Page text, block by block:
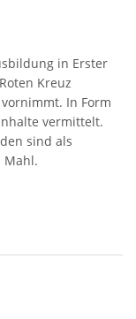
in Erster
Kreuz
In Form
vermittelt.
sind als
Mahl.